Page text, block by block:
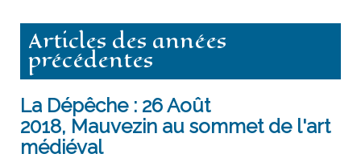
Articles des années
précédentes
La Dépêche : 26 Août
2018, Mauvezin au sommet de l'art
médiéval